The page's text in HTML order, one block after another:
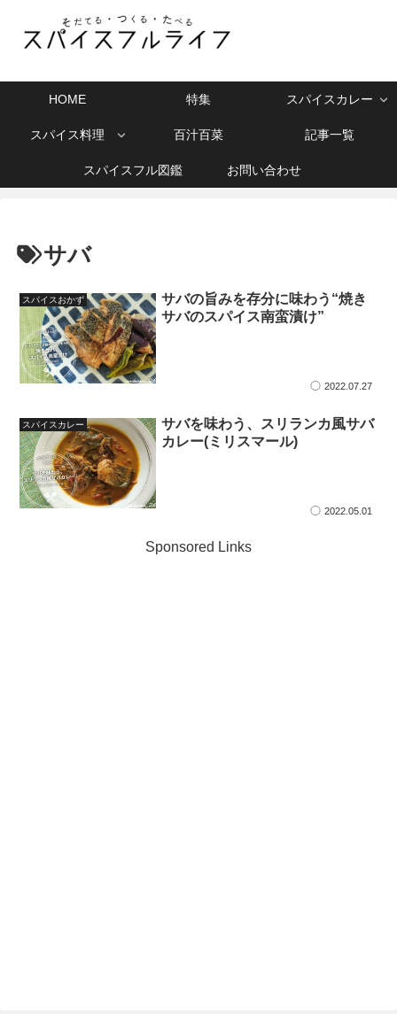
HOME 特集 スパイスカレー
スパイス料理 百汁百菜 記事一覧
スパイスフル図鑑 お問い合わせ
サバ
スパイスおかず
サバの旨みを存分に味わう“焼き
サバのスパイス南蛮漬け”
2022.07.27
スパイスカレー
サバを味わう、スリランカ風サバ
カレー(ミリスマール)
2022.05.01
Sponsored Links